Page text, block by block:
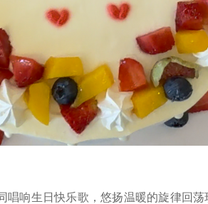
唱响生日快乐歌，悠扬温暖的旋律回